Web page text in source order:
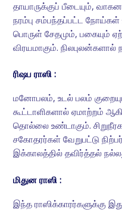
தாயாருக்குப் பீடையும்,
நரம்பு சம்பந்தப்பட்ட
பொருள் சேதமும், பகையும்
விரயமாகும்.
ரிஷப ராஸி :
மனோபலம், உடல் பலம்
கூட்டாளிகளால் ஏமாற்றம்
தொல்லை உண்டாகும்.
சகோதரர்கள் வேறுபட்டு
இக்காலத்தில் தவிர்த்தல்
மிதுன ராஸி :
இந்த ராஸிக்காரர்களுக்கு